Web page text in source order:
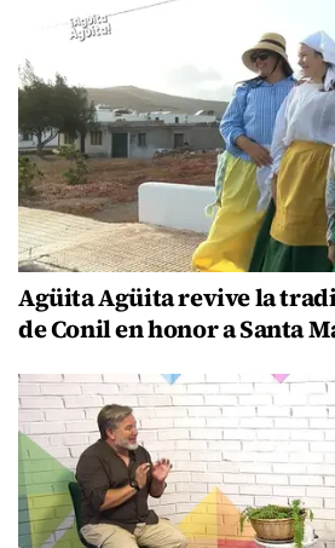
Agüita Agüita revive la
de Conil en honor a Santa